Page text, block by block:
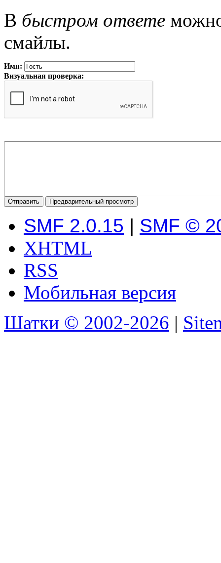
В быстром ответе
смайлы.
Имя:
Визуальная проверка:
SMF 2.0.15 | SMF ©
XHTML
RSS
Мобильная версия
Шатки © 2002-2026 |